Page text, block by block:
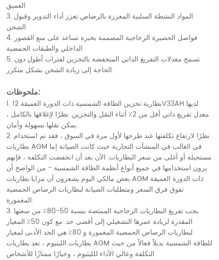
العميق
3. المواد النشطة السلبية المعززة بالرصاص تعزز أداء التدوير وقبول
الشحن.
4. فواصل الحصيرة الزجاجية المصممة بخبرة تساعد على منع القصور
الداخلي والطبقات الحمضية
5. تسمح معدلات التفريغ الذاتي المنخفضة بالتخزين لفترات أطول دون
الحاجة إلى زيادة الشحن بشكل متكرر.
ملحوظات:
1. بطارية تخزين الطاقة الشمسية ذات الدورة العميقة 12V33AH لديها
معدل تفريغ ذاتي أقل من 2٪ أثناء النقل والتخزين. نظرًا لإغلاقها بالكامل ،
يمكن نقلها بسهولة وأمان.
2. نظرًا لارتفاع تكلفتها عند طرحها لأول مرة في السوق ، فقد تم استخدام
بطاريات AGM في الغالب في المنشآت التجارية حيث كانت الصيانة إما
مستحيلة أو أغلى من سعر البطاريات. الآن بعد أن انخفضت التكلفة ، فإنهم
يرون استخدامها في جميع أنواع أنظمة الطاقة الشمسية - من الواضح أن
بعض مالكي اليوم يشعرون أن مزايا بطاريات AGM ذات الدورة العميقة
تفوق فرق السعر ومتطلبات الصيانة لبطاريات الرصاص الحمضية
المغمورة.
3. يجب تفريغ البطاريات الزجاجية الممتصة بنسبة 50-80٪ من سعتها
المقدرة لزيادة عمرها التشغيلي إلى أقصى حد. مع كون 50٪ المعيار
لبطاريات الرصاص الحمضية المغمورة و 80٪ هي الحد الأدنى لمعيار
بطاريات الليثيوم ، تعد بطاريات AGM للطاقة الشمسية بديلاً فعالاً من حيث
التكلفة وعالي الأداء للليثيوم ، وخيارًا ممتازًا للأشخاص.